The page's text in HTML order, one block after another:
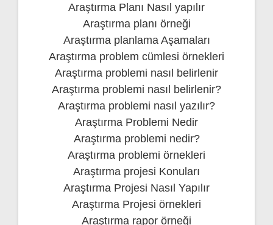
Araştırma Planı Nasıl yapılır
Araştırma planı örneği
Araştırma planlama Aşamaları
Araştırma problem cümlesi örnekleri
Araştırma problemi nasıl belirlenir
Araştırma problemi nasıl belirlenir?
Araştırma problemi nasıl yazılır?
Araştırma Problemi Nedir
Araştırma problemi nedir?
Araştırma problemi örnekleri
Araştırma projesi Konuları
Araştırma Projesi Nasıl Yapılır
Araştırma Projesi örnekleri
Araştırma rapor örneği